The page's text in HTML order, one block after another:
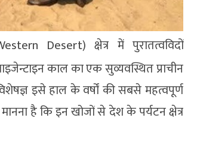
Desert) क्षेत्र में पुरातत्वविदों
काल का एक सुव्यवस्थित प्राचीन
इसे हाल के वर्षों की सबसे महत्वपूर्ण
है कि इन खोजों से देश के पर्यटन क्षेत्र